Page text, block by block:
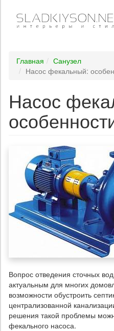
Главная
Санузел
Насос фекальный:
Насос
Вопрос отведения сточных
актуальным для многих
возможности обустроить
централизованной
решения такой проблемы
фекального насоса.